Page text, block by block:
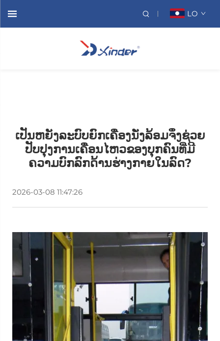
LO
ເປັນຫຍັງລະບົບຍົກເຄື່ອງນັ່ງລ້ອມຈຶ່ງຊ່ວຍ
ປັບປຸງການເຄື່ອນໄຫວຂອງບຸກຄົນທີ່ມີ
ຄວາມບົກລົກດ້ານຮ່າງກາຍໃນລົດ?
2026-03-08 11:47:26